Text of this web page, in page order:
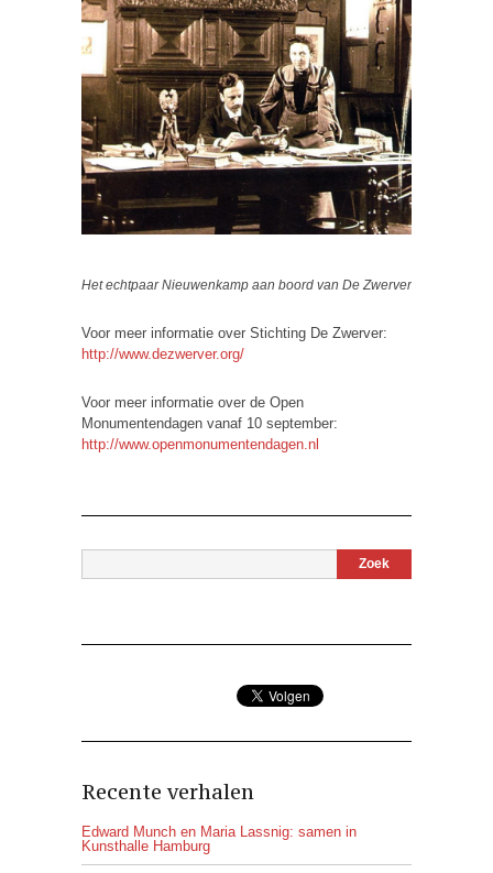
Het echtpaar Nieuwenkamp aan boord van De Zwerver
Voor meer informatie over Stichting De Zwerver:
http://www.dezwerver.org/
Voor meer informatie over de Open
Monumentendagen vanaf 10 september:
http://www.openmonumentendagen.nl
Recente verhalen
Edward Munch en Maria Lassnig: samen in
Kunsthalle Hamburg